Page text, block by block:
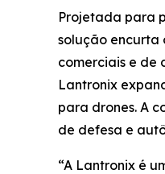
Projetada para
solução encurta
comerciais e de
Lantronix
para drones. A
de defesa e
“A Lantronix é